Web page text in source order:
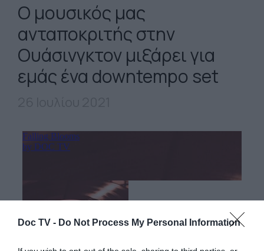
Doc TV - Do Not Process My Personal Information
Ο μουσικός μας
ανταποκριτής στην
Ουάσινγκτον μιξάρει για
εμάς ένα downtempo set